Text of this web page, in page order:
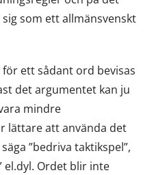
som ett allmänsvenskt
ett sådant ord bevisas
det argumentet kan ju
mindre
lättare att använda det
”bedriva taktikspel”,
el.dyl. Ordet blir inte